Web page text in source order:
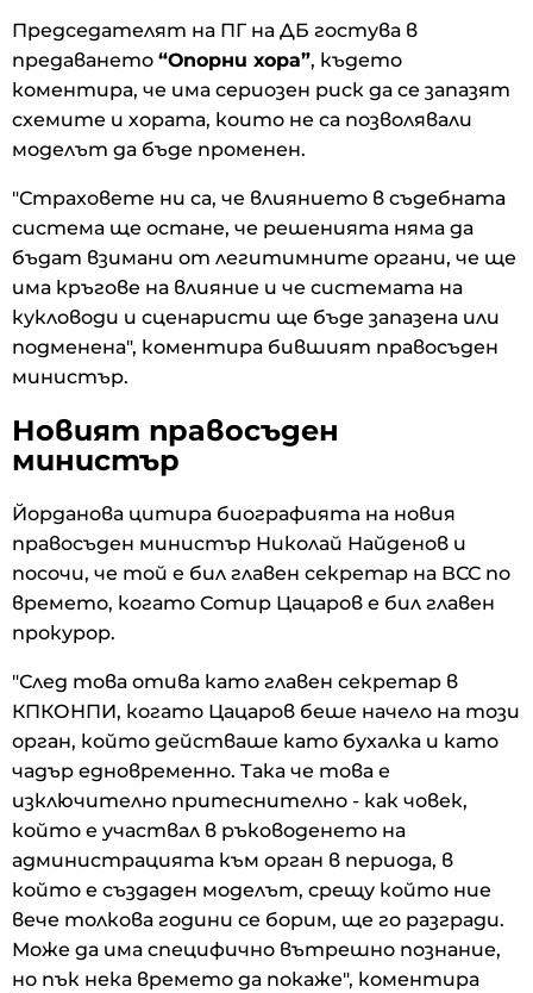
Председателят на ПГ на ДБ гостува в
предаването “Опорни хора”, където
коментира, че има сериозен риск да се запазят
схемите и хората, които не са позволявали
моделът да бъде променен.
"Страховете ни са, че влиянието в съдебната
система ще остане, че решенията няма да
бъдат взимани от легитимните органи, че ще
има кръгове на влияние и че системата на
кукловоди и сценаристи ще бъде запазена или
подменена", коментира бившият правосъден
министър.
Новият правосъден
министър
Йорданова цитира биографията на новия
правосъден министър Николай Найденов и
посочи, че той е бил главен секретар на ВСС по
времето, когато Сотир Цацаров е бил главен
прокурор.
"След това отива като главен секретар в
КПКОНПИ, когато Цацаров беше начело на този
орган, който действаше като бухалка и като
чадър едновременно. Така че това е
изключително притеснително - как човек,
който е участвал в ръководенето на
администрацията към орган в периода, в
който е създаден моделът, срещу който ние
вече толкова години се борим, ще го разгради.
Може да има специфично вътрешно познание,
но пък нека времето да покаже", коментира